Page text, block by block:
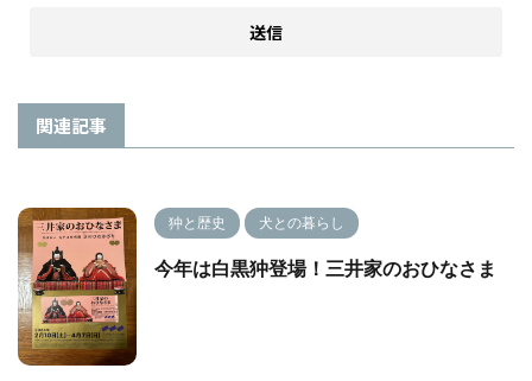
関連記事
狆と歴史 犬との暮らし
今年は白黒狆登場！三井家のおひなさま